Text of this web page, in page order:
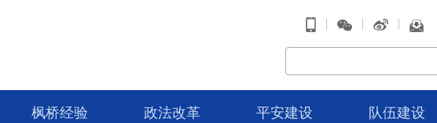
| | |
枫桥经验 政法改革 平安建设 队伍建设